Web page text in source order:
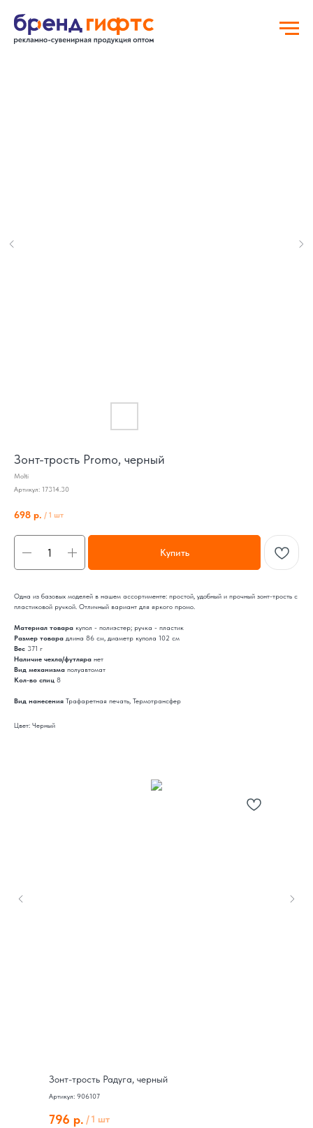
Зонт-трость Promo, черный
Molti
Артикул: 17314.30
698 р. / 1 шт
Купить
Одна из базовых моделей в нашем ассортименте: простой, удобный и прочный зонт-трость с
пластиковой ручкой. Отличный вариант для яркого промо.
Материал товара купол - полиэстер; ручка - пластик
Размер товара длина 86 см, диаметр купола 102 см
Вес 371 г
Наличие чехла/футляра нет
Вид механизма полуавтомат
Кол-во спиц 8
Вид нанесения Трафаретная печать, Термотрансфер
Цвет: Черный
Зонт-трость Радуга, черный
Артикул: 906107
796 р. /1 шт